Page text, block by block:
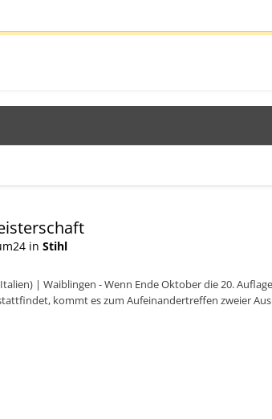
in Stihl
| Waiblingen - Wenn Ende Oktober die 20.
kommt es zum Aufeinandertreffen zweier